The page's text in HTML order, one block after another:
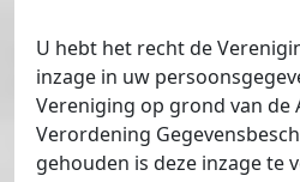
U hebt het recht de
inzage in uw
Vereniging op grond van de
Verordening
gehouden is deze inzage te